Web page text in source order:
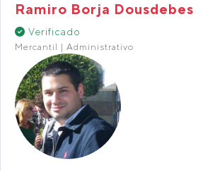
Ramiro Borja Dousdebes
Verificado
Mercantil | Administrativo